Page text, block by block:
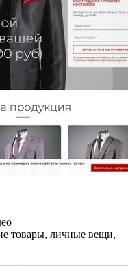
товары, личные вещи,